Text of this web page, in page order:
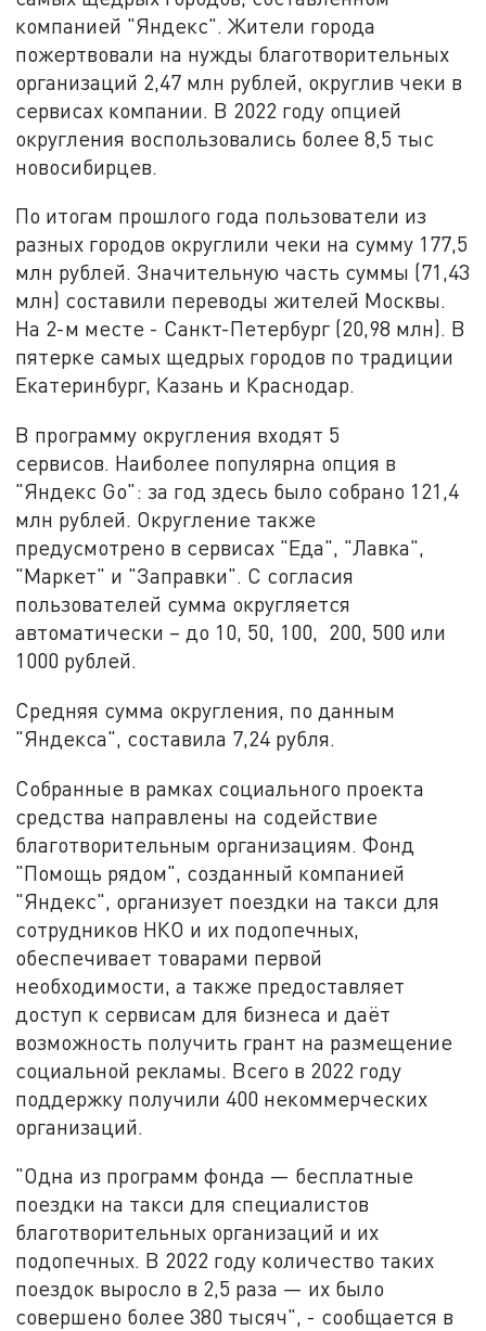
компанией "Яндекс". Жители города
пожертвовали на нужды благотворительных
организаций 2,47 млн рублей, округлив чеки в
сервисах компании. В 2022 году опцией
округления воспользовались более 8,5 тыс
новосибирцев.
По итогам прошлого года пользователи из
разных городов округлили чеки на сумму 177,5
млн рублей. Значительную часть суммы (71,43
млн) составили переводы жителей Москвы.
На 2-м месте - Санкт-Петербург (20,98 млн). В
пятерке самых щедрых городов по традиции
Екатеринбург, Казань и Краснодар.
В программу округления входят 5
сервисов. Наиболее популярна опция в
"Яндекс Go": за год здесь было собрано 121,4
млн рублей. Округление также
предусмотрено в сервисах "Еда", "Лавка",
"Маркет" и "Заправки". С согласия
пользователей сумма округляется
автоматически – до 10, 50, 100, 200, 500 или
1000 рублей.
Средняя сумма округления, по данным
"Яндекса", составила 7,24 рубля.
Собранные в рамках социального проекта
средства направлены на содействие
благотворительным организациям. Фонд
"Помощь рядом", созданный компанией
"Яндекс", организует поездки на такси для
сотрудников НКО и их подопечных,
обеспечивает товарами первой
необходимости, а также предоставляет
доступ к сервисам для бизнеса и даёт
возможность получить грант на размещение
социальной рекламы. Всего в 2022 году
поддержку получили 400 некоммерческих
организаций.
"Одна из программ фонда — бесплатные
поездки на такси для специалистов
благотворительных организаций и их
подопечных. В 2022 году количество таких
поездок выросло в 2,5 раза — их было
совершено более 380 тысяч", - сообщается в